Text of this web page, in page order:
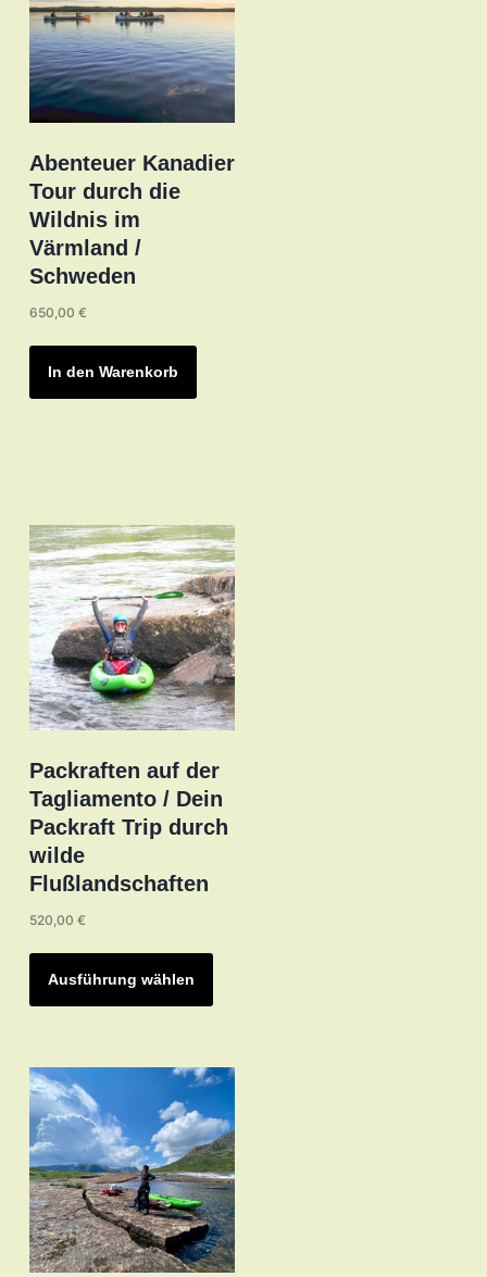
Abenteuer Kanadier
Tour durch die
Wildnis im
Värmland /
Schweden
650,00 €
In den Warenkorb
Packraften auf der
Tagliamento / Dein
Packraft Trip durch
wilde
Flußlandschaften
520,00 €
Ausführung wählen
Dieses
weist
auf.
Die
Optionen
können
auf
der
Produktseite